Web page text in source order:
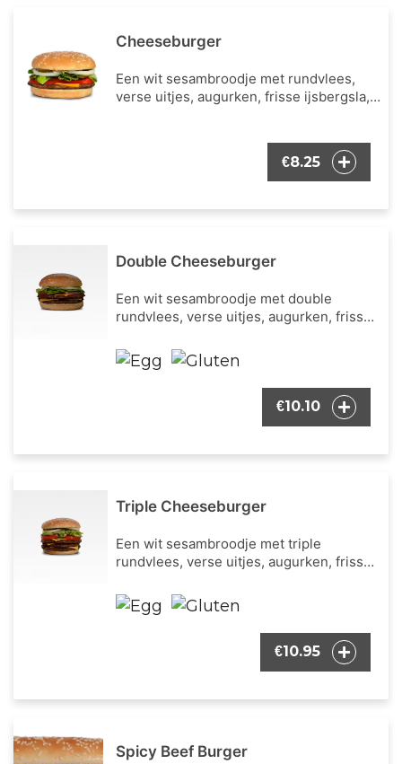
Cheeseburger
Een wit sesambroodje met rundvlees,
verse uitjes, augurken, frisse ijsbergsla,
€8.25
Double Cheeseburger
Een wit sesambroodje met double
rundvlees, verse uitjes, augurken, frisse
onze bekende burger dressing.
€10.10
Triple Cheeseburger
Een wit sesambroodje met triple
rundvlees, verse uitjes, augurken, frisse
onze bekende burger dressing.
€10.95
Spicy Beef Burger